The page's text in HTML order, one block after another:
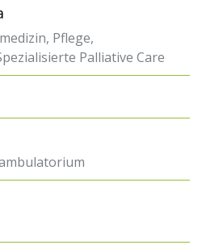
Pflege,
Palliative Care